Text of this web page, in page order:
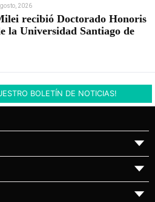
2026
recibió Doctorado Honoris
la Universidad Santiago de
BOLETÍN DE NOTICIAS!
▼
▼
▼